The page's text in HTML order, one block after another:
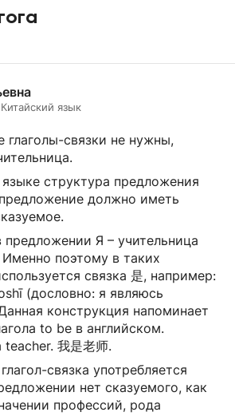
Китайский язык
глаголы-связки не нужны,
структура предложения
должно иметь
Я – учительница
Именно поэтому в таких
связка 是, например:
(дословно: я являюсь
конструкция напоминает
to be в английском.
我是老师.
связка употребляется
нет сказуемого, как
профессий, рода